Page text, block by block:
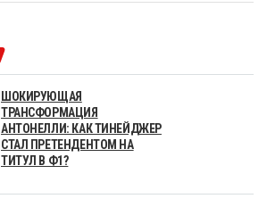
ШОКИРУЮЩАЯ
ТРАНСФОРМАЦИЯ
АНТОНЕЛЛИ: КАК ТИНЕЙДЖЕР
СТАЛ ПРЕТЕНДЕНТОМ НА
ТИТУЛ В Ф1?